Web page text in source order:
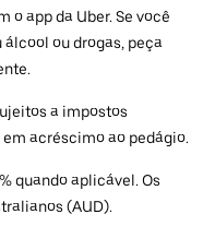
o app da Uber. Se você
ou drogas, peça
a impostos
acréscimo ao pedágio.
quando aplicável. Os
(AUD).